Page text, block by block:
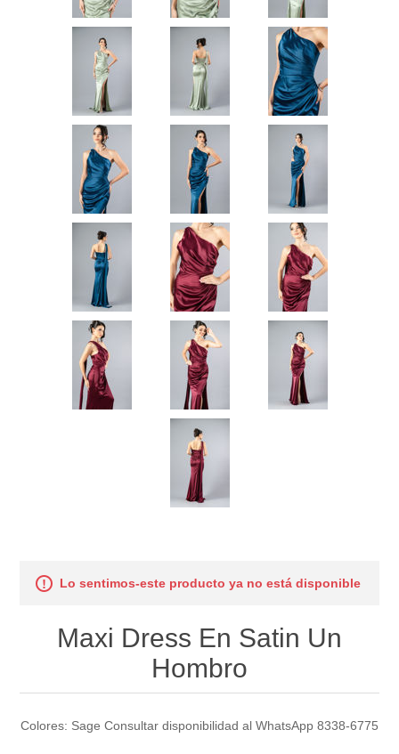
Lo sentimos-este producto ya no está disponible
Maxi Dress En Satin Un
Hombro
Colores: Sage Consultar disponibilidad al WhatsApp 8338-6775